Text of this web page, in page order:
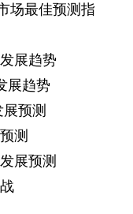
场最佳预测指
展趋势
展趋势
预测
测
展预测